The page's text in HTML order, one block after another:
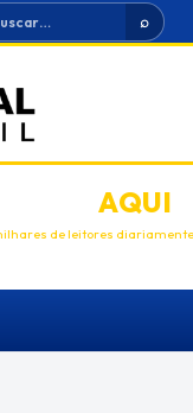
⌕
AQUI
de leitores diariamente